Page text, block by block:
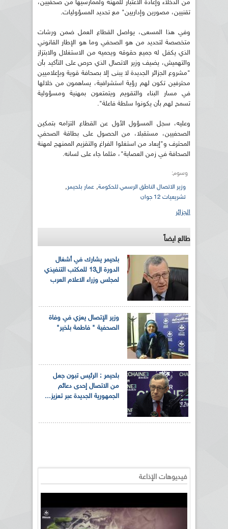
من الدخلاء وإعادة الاعتبار للمهنة ولممارسيها من صحفيين،
تقنيين، مصورين وإداريين" مع تحديد المسؤوليات.
وفي هذا المسعى، يواصل القطاع العمل ضمن ورشات
متخصصة لتحديد من هو الصحفي وما هو الإطار القانوني
الذي يكفل له جميع حقوقه ويحميه من الاستغلال والابتزاز
والتهميش، يضيف وزير الاتصال الذي حرص على التأكيد بأن
"مشروع الجزائر الجديدة لا يبنى إلا بصحافة قوية وبإعلاميين
محترفين تكون لهم رؤية استشرافية، يساهمون من خلالها
في مسار البناء والتقويم ويتمتعون بمهنية ومسؤولية
تسمح لهم بأن يكونوا سلطة فاعلة".
وعليه، سجل المسؤول الأول عن القطاع التزامه بتمكين
الصحفيين، مستقبلا، من الحصول على بطاقة الصحفي
المحترف و"إبعاد من استغلوا الفراغ والتقزيم الممنهج لمهنة
الصحافة في زمن العصابة"، مثلما جاء على لسانه.
وسوم:
وزير الاتصال الناطق الرسمي للحكومة, عمار بلحيمر,
تشريعيات 12 جوان
الجزائر
طالع ايضاً
بلحيمر يشارك في أشغال
الدورة ال13 للمكتب التنفيذي
لمجلس وزراء الاعلام العرب
وزير الإتصال يعزي في وفاة
الصحفية " فاطمة بلخير"
بلحيمر : الرئيس تبون جعل
من الاتصال إحدى دعائم
الجمهورية الجديدة عبر تعزيز...
فيديوهات الإذاعة